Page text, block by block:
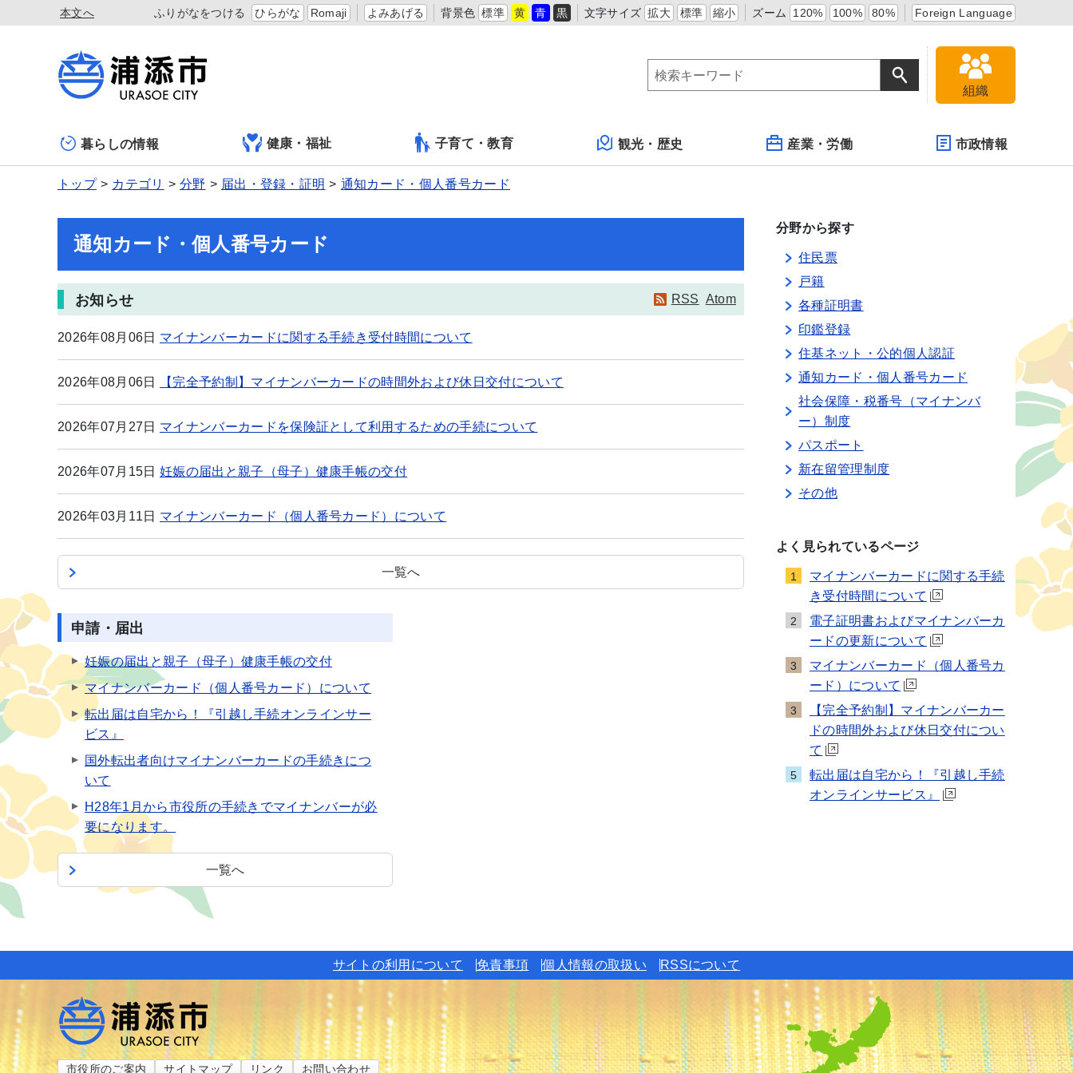
本文へ ふりがなをつける ひらがな Romaji よみあげる 背景色 標準 黄 青 黒 文字サイズ 拡大 標準 縮小 ズーム 120% 100% 80% Foreign Language
組織
暮らしの情報 健康・福祉 子育て・教育 観光・歴史 産業・労働 市政情報
トップ カテゴリ 分野 届出・登録・証明 通知カード・個人番号カード
通知カード・個人番号カード
お知らせ RSS Atom
2026年08月06日 マイナンバーカードに関する手続き受付時間について
2026年08月06日 【完全予約制】マイナンバーカードの時間外および休日交付について
2026年07月27日 マイナンバーカードを保険証として利用するための手続について
2026年07月15日 妊娠の届出と親子（母子）健康手帳の交付
2026年03月11日 マイナンバーカード（個人番号カード）について
一覧へ
申請・届出
妊娠の届出と親子（母子）健康手帳の交付
マイナンバーカード（個人番号カード）について
転出届は自宅から！『引越し手続オンラインサー
ビス』
国外転出者向けマイナンバーカードの手続きにつ
いて
H28年1月から市役所の手続きでマイナンバーが必
要になります。
一覧へ
分野から探す
住民票
戸籍
各種証明書
印鑑登録
住基ネット・公的個人認証
通知カード・個人番号カード
社会保障・税番号（マイナンバ
ー）制度
パスポート
新在留管理制度
その他
よく見られているページ
1
マイナンバーカードに関する手続
き受付時間について
2
電子証明書およびマイナンバーカ
ードの更新について
3
マイナンバーカード（個人番号カ
ード）について
3
【完全予約制】マイナンバーカー
ドの時間外および休日交付につい
て
5
転出届は自宅から！『引越し手続
オンラインサービス』
サイトの利用について 免責事項 個人情報の取扱い RSSについて
市役所のご案内 サイトマップ リンク お問い合わせ